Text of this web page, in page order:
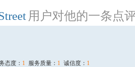
用户对他的一条点
态度： 1 服务质量： 1 诚信度： 1